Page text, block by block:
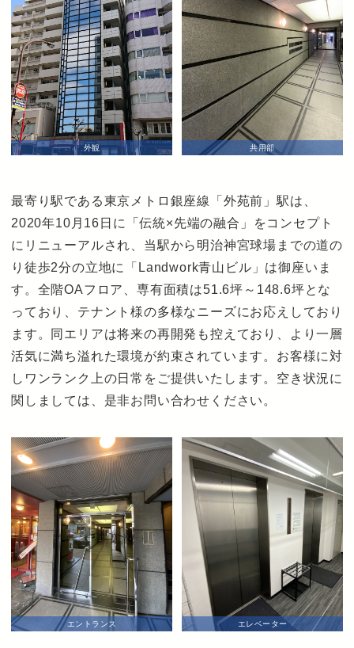
外観 共用部
最寄り駅である東京メトロ銀座線「外苑前」駅は、
2020年10月16日に「伝統×先端の融合」をコンセプト
にリニューアルされ、当駅から明治神宮球場までの道の
り徒歩2分の立地に「Landwork青山ビル」は御座いま
す。全階OAフロア、専有面積は51.6坪～148.6坪とな
っており、テナント様の多様なニーズにお応えしており
ます。同エリアは将来の再開発も控えており、より一層
活気に満ち溢れた環境が約束されています。お客様に対
しワンランク上の日常をご提供いたします。空き状況に
関しましては、是非お問い合わせください。
エントランス エレベーター